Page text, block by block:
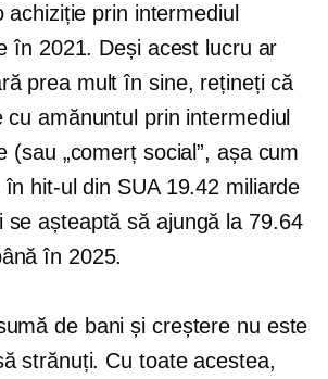
prin intermediul
în 2021. Deși acest lucru ar
prea mult în sine, rețineți că
amănuntul prin intermediul
(sau „comerț social”, așa cum
hit-ul din SUA 19.42 miliarde
se așteaptă să ajungă la 79.64
în 2025.
de bani și creștere nu este
strănuți. Cu toate acestea,